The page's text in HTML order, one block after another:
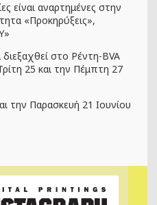
είναι αναρτημένες στην
«Προκηρύξεις»,
»
στο Ρέντη-BVA
25 και την Πέμπτη 27
την Παρασκευή 21 Ιουνίου